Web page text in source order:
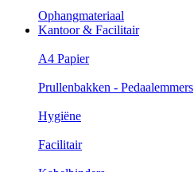
Ophangmateriaal
Kantoor & Facilitair
A4 Papier
Prullenbakken - Pedaalemmers
Hygiëne
Facilitair